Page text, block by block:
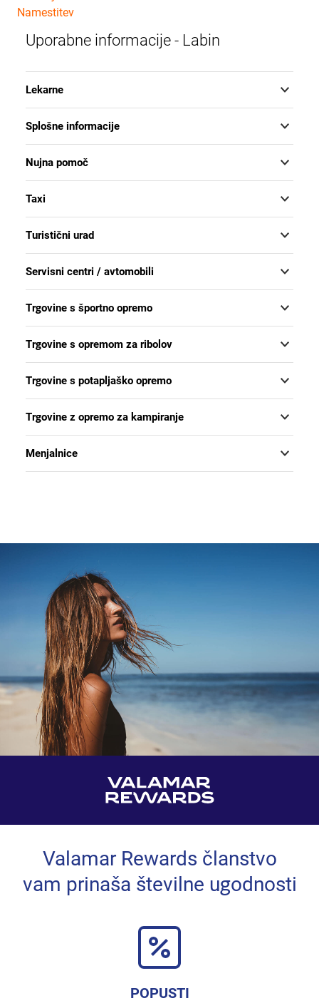
Namestitev
Uporabne informacije - Labin
Lekarne
Splošne informacije
Nujna pomoč
Taxi
Turistični urad
Servisni centri / avtomobili
Trgovine s športno opremo
Trgovine s opremom za ribolov
Trgovine s potapljaško opremo
Trgovine z opremo za kampiranje
Menjalnice
Valamar Rewards članstvo
vam prinaša številne ugodnosti
POPUSTI